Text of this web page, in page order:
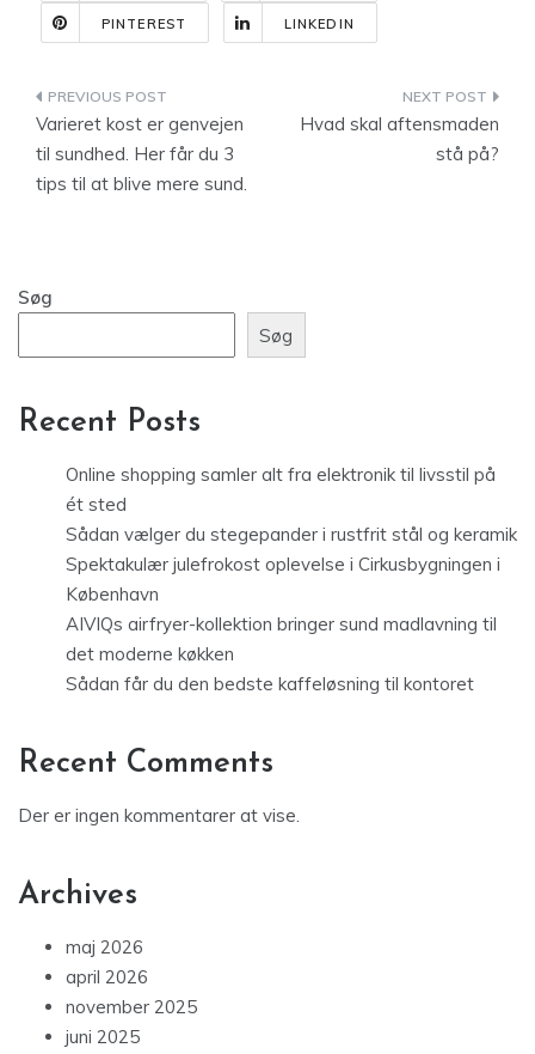
PINTEREST LINKEDIN
Indlægsnavigation
Varieret kost er genvejen
til sundhed. Her får du 3
tips til at blive mere sund.
Hvad skal aftensmaden
stå på?
Søg
Søg
Recent Posts
Online shopping samler alt fra elektronik til livsstil på
ét sted
Sådan vælger du stegepander i rustfrit stål og keramik
Spektakulær julefrokost oplevelse i Cirkusbygningen i
København
AIVIQs airfryer-kollektion bringer sund madlavning til
det moderne køkken
Sådan får du den bedste kaffeløsning til kontoret
Recent Comments
Der er ingen kommentarer at vise.
Archives
maj 2026
april 2026
november 2025
juni 2025